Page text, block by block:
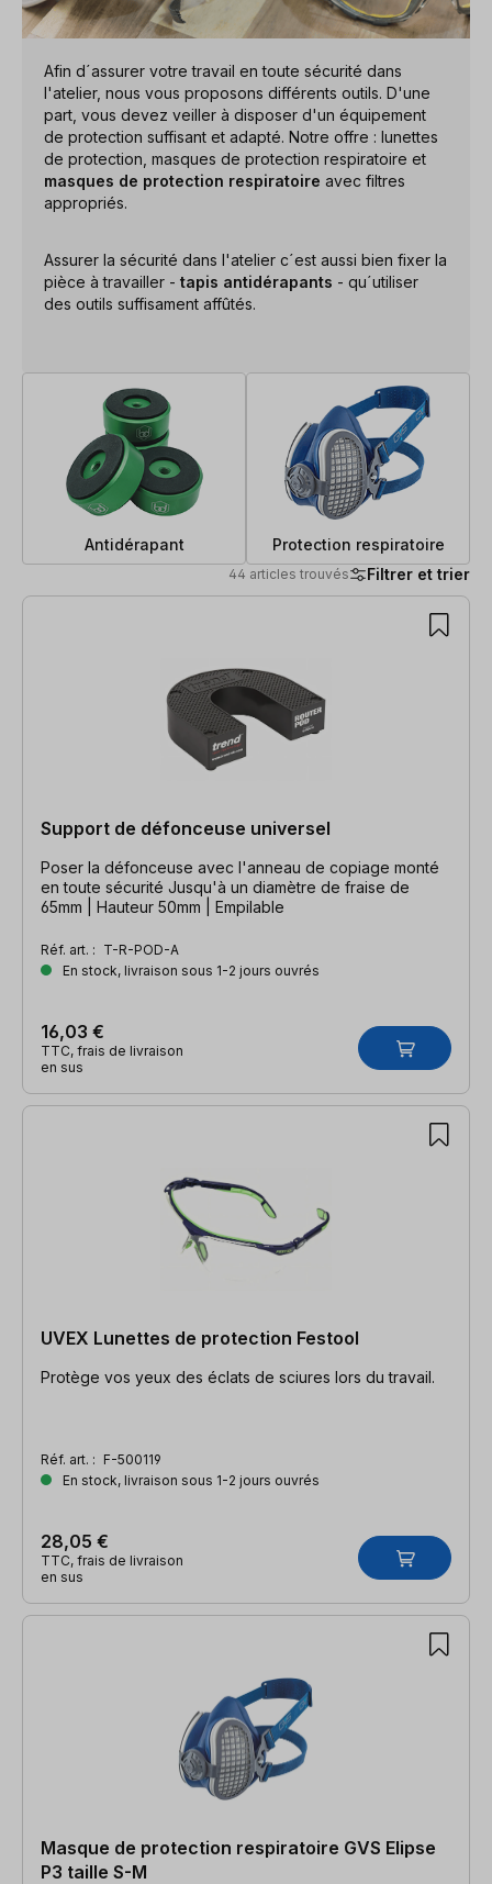
Afin d´assurer votre travail en toute sécurité dans
l'atelier, nous vous proposons différents outils. D'une
part, vous devez veiller à disposer d'un équipement
de protection suffisant et adapté. Notre offre : lunettes
de protection, masques de protection respiratoire et
masques de protection respiratoire avec filtres
appropriés.
Assurer la sécurité dans l'atelier c´est aussi bien fixer la
pièce à travailler - tapis antidérapants - qu´utiliser
des outils suffisament affûtés.
Antidérapant Protection respiratoire
44 articles trouvés Filtrer et trier
44 articles trouvés
Support de défonceuse universel
Poser la défonceuse avec l'anneau de copiage monté
en toute sécurité Jusqu'à un diamètre de fraise de
65mm | Hauteur 50mm | Empilable
Réf. art. : T-R-POD-A
En stock, livraison sous 1-2 jours ouvrés
16,03 €
TTC, frais de livraison
en sus
UVEX Lunettes de protection Festool
Protège vos yeux des éclats de sciures lors du travail.
Réf. art. : F-500119
En stock, livraison sous 1-2 jours ouvrés
28,05 €
TTC, frais de livraison
en sus
Masque de protection respiratoire GVS Elipse
P3 taille S-M